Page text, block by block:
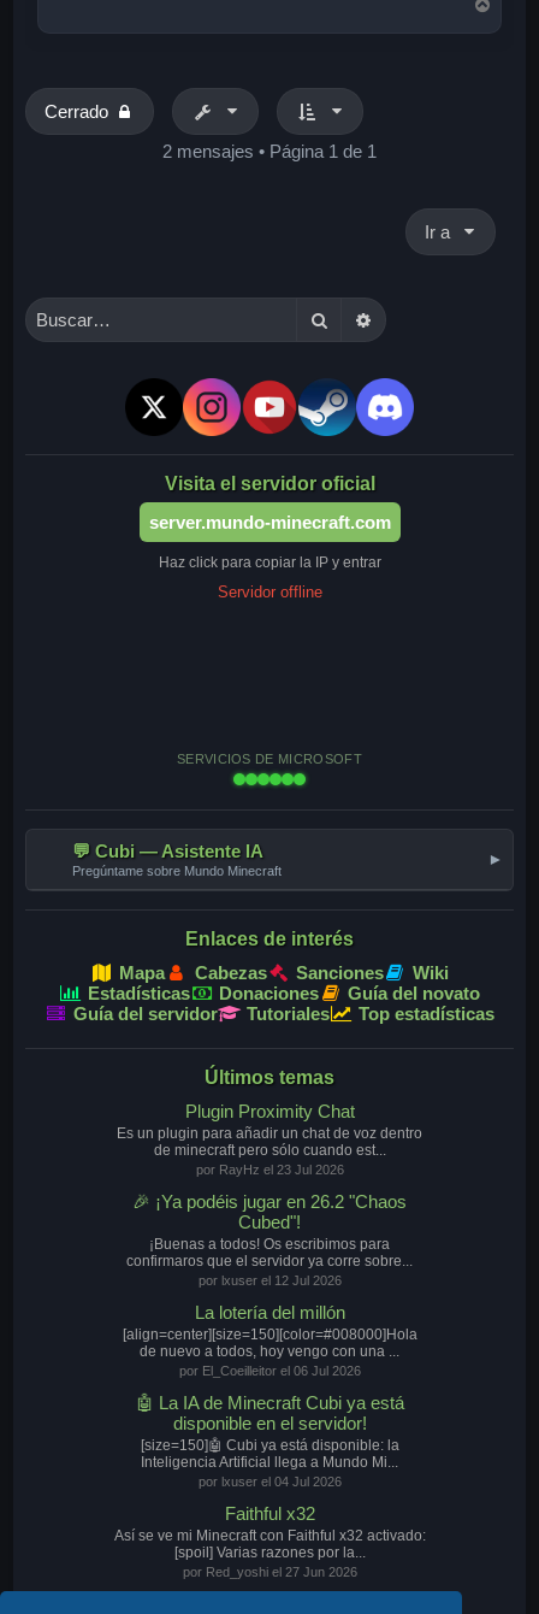
Cerrado
2 mensajes • Página 1 de 1
Ir a
BuscarBúsqueda avanzada
Visita el servidor oficial
server.mundo-minecraft.com
Haz click para copiar la IP y entrar
Servidor offline
SERVICIOS DE MICROSOFT
💬 Cubi — Asistente IA
Pregúntame sobre Mundo Minecraft
▾
Enlaces de interés
Mapa
Cabezas Sanciones
Wiki
Estadísticas
Donaciones
Guía del novato
Guía del servidor
Tutoriales Top estadísticas
Últimos temas
Plugin Proximity Chat
Es un plugin para añadir un chat de voz dentro
de minecraft pero sólo cuando est...
por RayHz el 23 Jul 2026
🎉 ¡Ya podéis jugar en 26.2 "Chaos
Cubed"!
¡Buenas a todos! Os escribimos para
confirmaros que el servidor ya corre sobre...
por lxuser el 12 Jul 2026
La lotería del millón
[align=center][size=150][color=#008000]Hola
de nuevo a todos, hoy vengo con una ...
por El_Coeilleitor el 06 Jul 2026
🤖 La IA de Minecraft Cubi ya está
disponible en el servidor!
[size=150]🤖 Cubi ya está disponible: la
Inteligencia Artificial llega a Mundo Mi...
por lxuser el 04 Jul 2026
Faithful x32
Así se ve mi Minecraft con Faithful x32 activado:
[spoil] Varias razones por la...
por Red_yoshi el 27 Jun 2026